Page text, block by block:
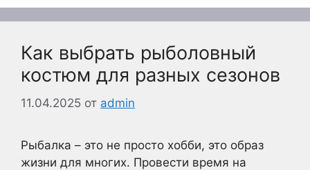
Как выбрать рыболовный
костюм для разных сезонов
11.04.2025 от admin
Рыбалка – это не просто хобби, это образ
жизни для многих. Провести время на